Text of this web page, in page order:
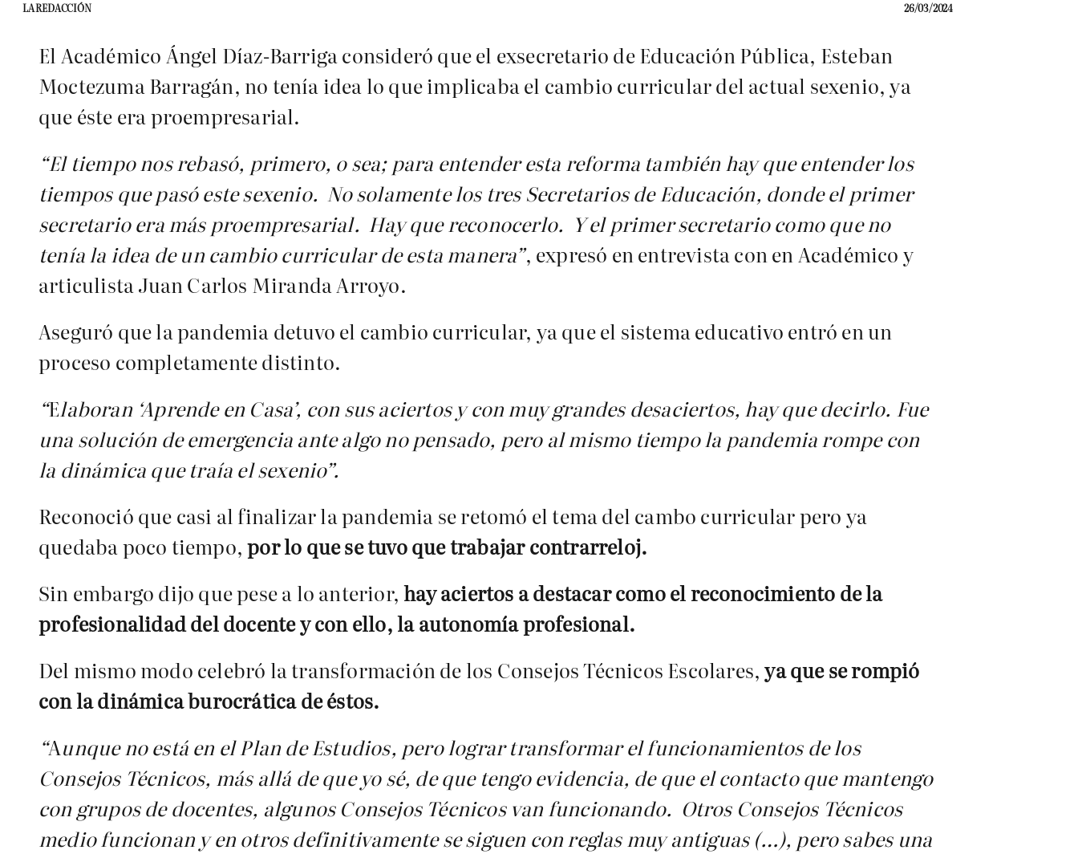
LA REDACCIÓN 26/03/2024
El Académico Ángel Díaz-Barriga consideró que el exsecretario de Educación Pública, Esteban
Moctezuma Barragán, no tenía idea lo que implicaba el cambio curricular del actual sexenio, ya
que éste era proempresarial.
“El tiempo nos rebasó, primero, o sea; para entender esta reforma también hay que entender los
tiempos que pasó este sexenio. No solamente los tres Secretarios de Educación, donde el primer
secretario era más proempresarial. Hay que reconocerlo. Y el primer secretario como que no
tenía la idea de un cambio curricular de esta manera”, expresó en entrevista con en Académico y
articulista Juan Carlos Miranda Arroyo.
Aseguró que la pandemia detuvo el cambio curricular, ya que el sistema educativo entró en un
proceso completamente distinto.
“Elaboran ‘Aprende en Casa’, con sus aciertos y con muy grandes desaciertos, hay que decirlo. Fue
una solución de emergencia ante algo no pensado, pero al mismo tiempo la pandemia rompe con
la dinámica que traía el sexenio”.
Reconoció que casi al finalizar la pandemia se retomó el tema del cambo curricular pero ya
quedaba poco tiempo,por lo que se tuvo que trabajar contrarreloj.
Sin embargo dijo que pese a lo anterior,hay aciertos a destacar como el reconocimiento de la
profesionalidad del docente y con ello, la autonomía profesional.
Del mismo modo celebró la transformación de los Consejos Técnicos Escolares,ya que se rompió
con la dinámica burocrática de éstos.
“Aunque no está en el Plan de Estudios, pero lograr transformar el funcionamientos de los
Consejos Técnicos, más allá de que yo sé, de que tengo evidencia, de que el contacto que mantengo
con grupos de docentes, algunos Consejos Técnicos van funcionando. Otros Consejos Técnicos
medio funcionan y en otros definitivamente se siguen con reglas muy antiguas (…), pero sabes una